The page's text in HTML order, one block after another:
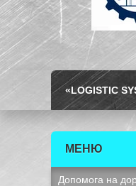
«LOGISTIC
Допомога на